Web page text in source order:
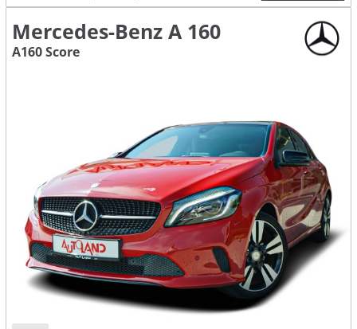
Mercedes-Benz A 160
A160 Score